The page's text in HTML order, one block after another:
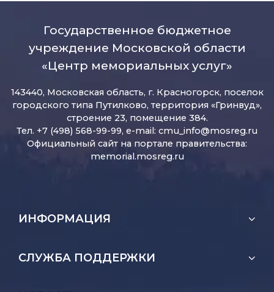
Государственное бюджетное
учреждение Московской области
«Центр мемориальных услуг»
143440, Московская область, г. Красногорск, поселок
городского типа Путилково, территория «Гринвуд»,
строение 23, помещение 384.
Тел. +7 (498) 568-99-99, e-mail: cmu_info@mosreg.ru
Официальный сайт на портале правительства:
memorial.mosreg.ru
ИНФОРМАЦИЯ
СЛУЖБА ПОДДЕРЖКИ